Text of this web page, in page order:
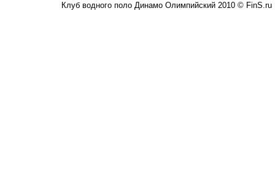
Клуб водного поло Динамо Олимпийский 2010 © FinS.ru